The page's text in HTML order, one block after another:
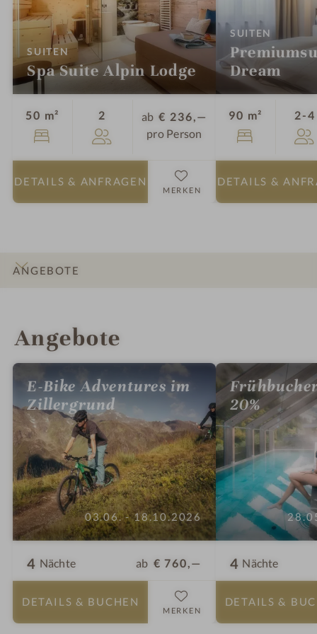
SUITEN:
Spa Suite Alpin Lodge
50 m² 2 Personen
ab € 236,—
pro Person
DETAILS & ANFRAGEN
MERKEN
SUITEN:
Dream
90 m² 2-4
DETAILS &
ANGEBOTE
Angebote
E-Bike Adventures im
Zillergrund
03.06. - 18.10.2026
4 Nächte ab € 760,—
DETAILS & BUCHEN
MERKEN
20%
4 Nächte
DETAILS &